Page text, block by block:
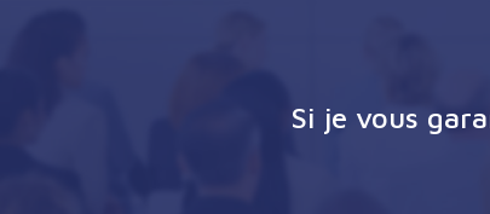
Si je vous